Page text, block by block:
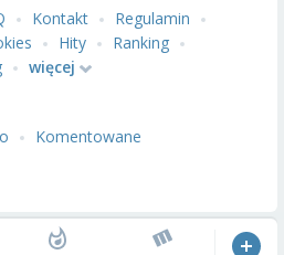
Kontakt
Regulamin
Hity
Ranking
więcej
Komentowane